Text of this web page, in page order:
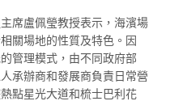
席盧佩瑩教授表示，海濱場
關場地的性質及特色。因
管理模式，由不同政府部
承辦商和發展商負責日常營
點星光大道和梳士巴利花